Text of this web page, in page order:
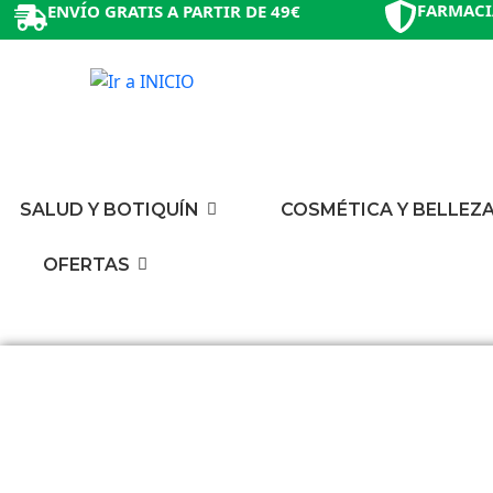
ENVÍO GRATIS A PARTIR DE 49€
SALUD Y BOTIQUÍN COSMÉTICA Y
OFERTAS